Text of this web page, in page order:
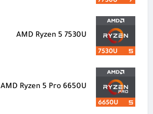
AMD Ryzen 5 7530U
AMD Ryzen 5 Pro 6650U